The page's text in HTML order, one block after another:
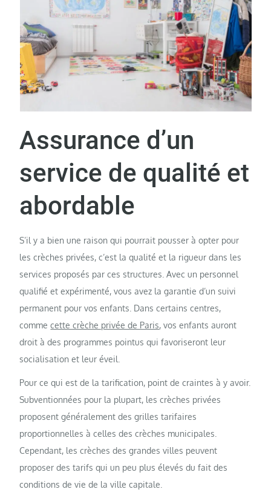
Assurance d’un
service de qualité et
abordable
S’il y a bien une raison qui pourrait pousser à opter pour
les crèches privées, c’est la qualité et la rigueur dans les
services proposés par ces structures. Avec un personnel
qualifié et expérimenté, vous avez la garantie d’un suivi
permanent pour vos enfants. Dans certains centres,
commecette crèche privée de Paris, vos enfants auront
droit à des programmes pointus qui favoriseront leur
socialisation et leur éveil.
Pour ce qui est de la tarification, point de craintes à y avoir.
Subventionnées pour la plupart, les crèches privées
proposent généralement des grilles tarifaires
proportionnelles à celles des crèches municipales.
Cependant, les crèches des grandes villes peuvent
proposer des tarifs qui un peu plus élevés du fait des
conditions de vie de la ville capitale.